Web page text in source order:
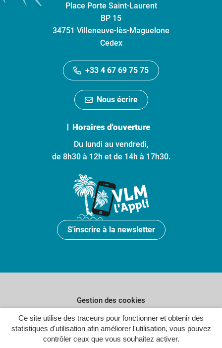
Ce site utilise des traceurs pour fonctionner et obtenir des
statistiques d'utilisation afin améliorer l'utilisation, vous pouvez
contrôler ceux que vous souhaitez activer.
Place Porte Saint-Laurent
BP 15
34751 Villeneuve-lès-Maguelone
Cedex
+33 4 67 69 75 75
Nous écrire
Horaires d'ouverture
Du lundi au vendredi,
de 8h30 à 12h et de 14h à 17h30.
S'inscrire à la newsletter
Gestion des cookies
Plan du site
Politique de confidentialité